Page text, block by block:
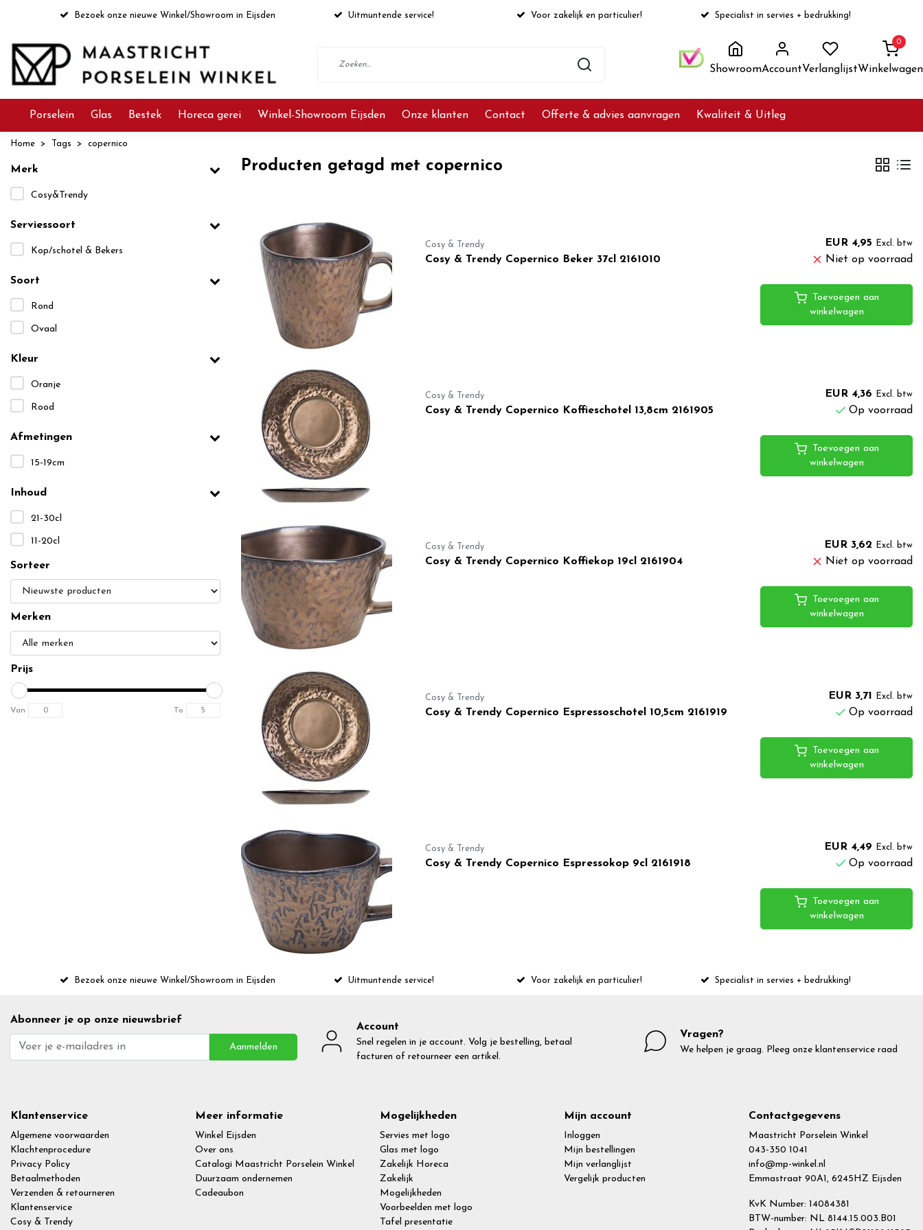
Bezoek onze nieuwe Winkel/Showroom in Eijsden Uitmuntende service! Voor zakelijk en particulier! Specialist in servies + bedrukking!
ShowroomAccountVerlanglijst
0
Winkelwagen
Porselein Glas Bestek Horeca gerei Winkel-Showroom Eijsden Onze klanten Contact Offerte & advies aanvragen Kwaliteit & Uitleg
Home Tags copernico
Merk
Cosy&Trendy
Serviessoort
Kop/schotel & Bekers
Soort
Rond
Ovaal
Kleur
Oranje
Rood
Afmetingen
15-19cm
Inhoud
21-30cl
11-20cl
Sorteer
Merken
Prijs
Van To
Producten getagd met copernico
Cosy & Trendy
Cosy & Trendy Copernico Beker 37cl 2161010
EUR 4,95 Excl. btw
Niet op voorraad
Toevoegen aan
winkelwagen
Cosy & Trendy
Cosy & Trendy Copernico Koffieschotel 13,8cm 2161905
EUR 4,36 Excl. btw
Op voorraad
Toevoegen aan
winkelwagen
Cosy & Trendy
Cosy & Trendy Copernico Koffiekop 19cl 2161904
EUR 3,62 Excl. btw
Niet op voorraad
Toevoegen aan
winkelwagen
Cosy & Trendy
Cosy & Trendy Copernico Espressoschotel 10,5cm 2161919
EUR 3,71 Excl. btw
Op voorraad
Toevoegen aan
winkelwagen
Cosy & Trendy
Cosy & Trendy Copernico Espressokop 9cl 2161918
EUR 4,49 Excl. btw
Op voorraad
Toevoegen aan
winkelwagen
Bezoek onze nieuwe Winkel/Showroom in Eijsden Uitmuntende service! Voor zakelijk en particulier! Specialist in servies + bedrukking!
Abonneer je op onze nieuwsbrief
Aanmelden
Account
Snel regelen in je account. Volg je bestelling, betaal
facturen of retourneer een artikel.
Vragen?
We helpen je graag. Pleeg onze klantenservice raad
Klantenservice
Algemene voorwaarden
Klachtenprocedure
Privacy Policy
Betaalmethoden
Verzenden & retourneren
Klantenservice
Cosy & Trendy
Meer informatie
Winkel Eijsden
Over ons
Catalogi Maastricht Porselein Winkel
Duurzaam ondernemen
Cadeaubon
Mogelijkheden
Servies met logo
Glas met logo
Zakelijk Horeca
Zakelijk
Mogelijkheden
Voorbeelden met logo
Tafel presentatie
Mijn account
Inloggen
Mijn bestellingen
Mijn verlanglijst
Vergelijk producten
Contactgegevens
Maastricht Porselein Winkel
043-350 1041
info@mp-winkel.nl
Emmastraat 90A1, 6245HZ Eijsden
KvK Number: 14084381
BTW-number: NL 8144.15.003.B01